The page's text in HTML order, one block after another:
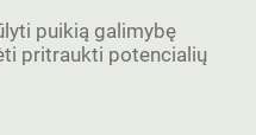
puikią galimybę
pritraukti potencialių